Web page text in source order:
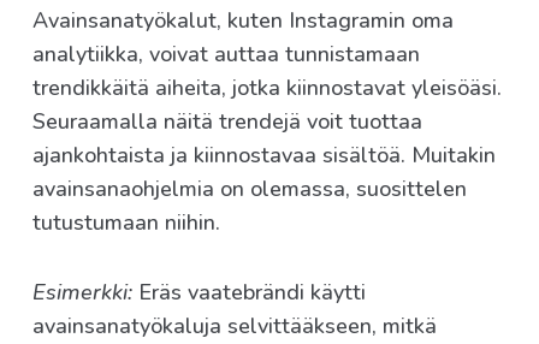
Avainsanatyökalut, kuten Instagramin oma
analytiikka, voivat auttaa tunnistamaan
trendikkäitä aiheita, jotka kiinnostavat yleisöäsi.
Seuraamalla näitä trendejä voit tuottaa
ajankohtaista ja kiinnostavaa sisältöä. Muitakin
avainsanaohjelmia on olemassa, suosittelen
tutustumaan niihin.
Esimerkki: Eräs vaatebrändi käytti
avainsanatyökaluja selvittääkseen, mitkä